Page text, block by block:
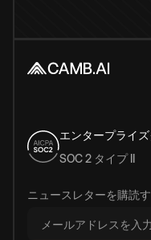
エンタープライ
SOC 2 タイプ II
ニュースレターを購読